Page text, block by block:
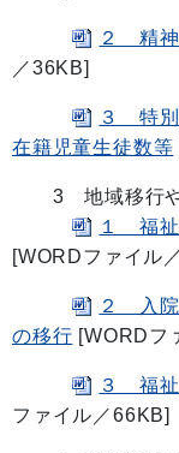
２ 精神
／36KB]
３ 特別
在籍児童生徒数等
3 地域移行や
１ 福祉
[WORDファイル
２ 入院
の移行 [WORDフ
３ 福祉
ファイル／66KB]